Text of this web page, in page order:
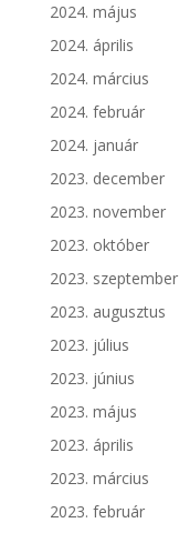
2024. május
2024. április
2024. március
2024. február
2024. január
2023. december
2023. november
2023. október
2023. szeptember
2023. augusztus
2023. július
2023. június
2023. május
2023. április
2023. március
2023. február